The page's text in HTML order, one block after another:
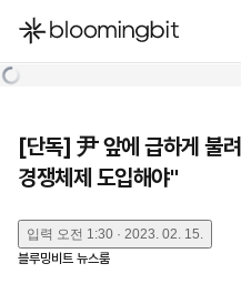
한국어
[단독] 尹 앞에 급하게 불
경쟁체제 도입해야"
입력 오전 1:30 · 2023. 02. 15.
블루밍비트 뉴스룸